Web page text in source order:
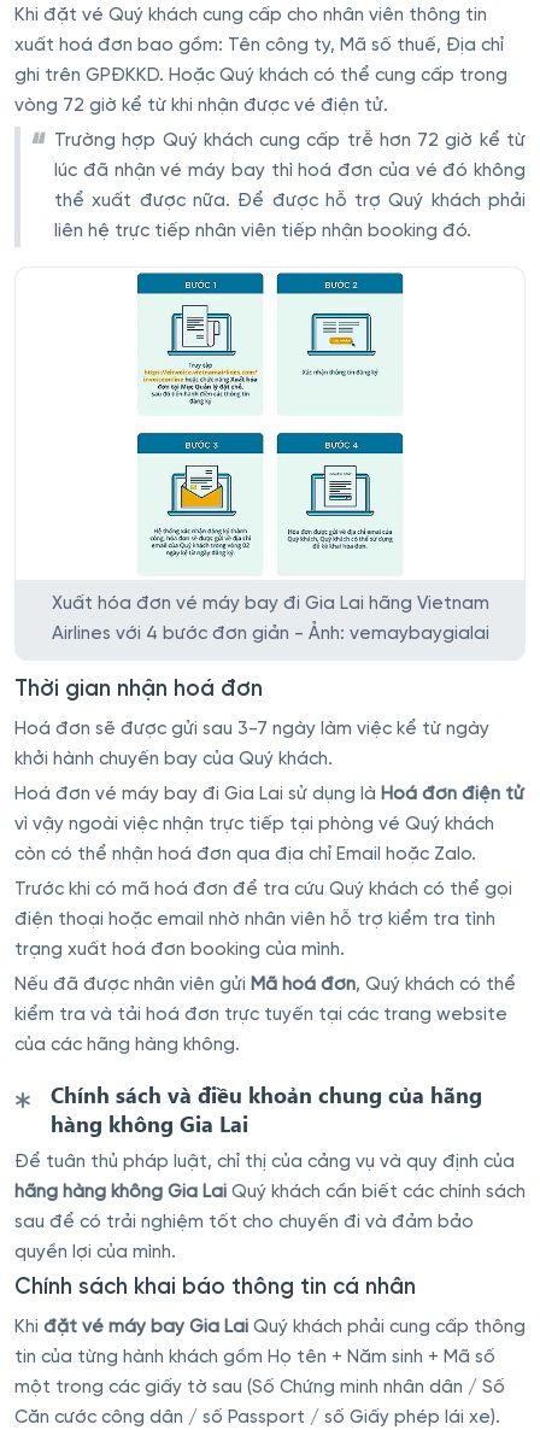
Khi đặt vé Quý khách cung cấp cho nhân viên thông tin
xuất hoá đơn bao gồm: Tên công ty, Mã số thuế, Địa chỉ
ghi trên GPĐKKD. Hoặc Quý khách có thể cung cấp trong
vòng 72 giờ kể từ khi nhận được vé điện tử.
Trường hợp Quý khách cung cấp trễ hơn 72 giờ kể từ
lúc đã nhận vé máy bay thì hoá đơn của vé đó không
thể xuất được nữa. Để được hỗ trợ Quý khách phải
liên hệ trực tiếp nhân viên tiếp nhận booking đó.
Xuất hóa đơn vé máy bay đi Gia Lai hãng Vietnam
Airlines với 4 bước đơn giản - Ảnh: vemaybaygialai
Thời gian nhận hoá đơn
Hoá đơn sẽ được gửi sau 3-7 ngày làm việc kể từ ngày
khởi hành chuyến bay của Quý khách.
Hoá đơn vé máy bay đi Gia Lai sử dụng là Hoá đơn điện tử
vì vậy ngoài việc nhận trực tiếp tại phòng vé Quý khách
còn có thể nhận hoá đơn qua địa chỉ Email hoặc Zalo.
Trước khi có mã hoá đơn để tra cứu Quý khách có thể gọi
điện thoại hoặc email nhờ nhân viên hỗ trợ kiểm tra tình
trạng xuất hoá đơn booking của mình.
Nếu đã được nhân viên gửi Mã hoá đơn, Quý khách có thể
kiểm tra và tải hoá đơn trực tuyến tại các trang website
của các hãng hàng không.
Chính sách và điều khoản chung của hãng
hàng không Gia Lai
Để tuân thủ pháp luật, chỉ thị của cảng vụ và quy định của
hãng hàng không Gia Lai Quý khách cần biết các chính sách
sau để có trải nghiệm tốt cho chuyến đi và đảm bảo
quyền lợi của mình.
Chính sách khai báo thông tin cá nhân
Khi đặt vé máy bay Gia Lai Quý khách phải cung cấp thông
tin của từng hành khách gồm Họ tên + Năm sinh + Mã số
một trong các giấy tờ sau (Số Chứng minh nhân dân / Số
Căn cước công dân / số Passport / số Giấy phép lái xe).